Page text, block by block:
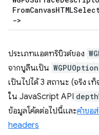
FromCanvas
->
ประเภทแอตทริบิวต์ของ
จากบูลีนเป็น
เป็นไปได้ 3 สถานะ (จริง เ
ใน JavaScript API
ข้อมูลโค้ดต่อไปนี้และคำขอ
headers